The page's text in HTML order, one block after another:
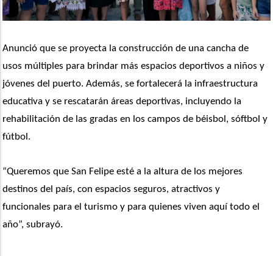
Anunció que se proyecta la construcción de una cancha de
usos múltiples para brindar más espacios deportivos a niños y
jóvenes del puerto. Además, se fortalecerá la infraestructura
educativa y se rescatarán áreas deportivas, incluyendo la
rehabilitación de las gradas en los campos de béisbol, sóftbol y
fútbol.
“Queremos que San Felipe esté a la altura de los mejores
destinos del país, con espacios seguros, atractivos y
funcionales para el turismo y para quienes viven aquí todo el
año”, subrayó.